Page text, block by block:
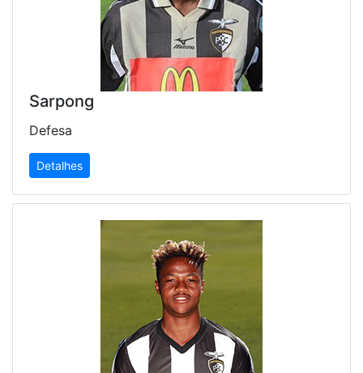
Sarpong
Defesa
Detalhes